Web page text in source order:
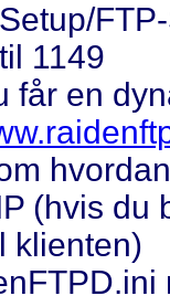
1149
får en
(hvis du
klienten)